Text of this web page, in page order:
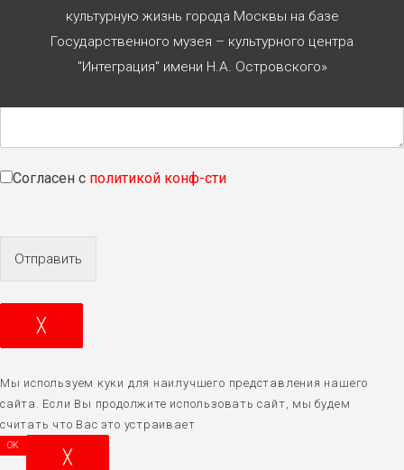
культурную жизнь города Москвы на базе
Государственного музея – культурного центра
"Интеграция" имени Н.А. Островского»
Ваше сообщение
Согласен с политикой конф-сти
Отправить
╳
Мы используем куки для наилучшего представления нашего
сайта. Если Вы продолжите использовать сайт, мы будем
считать что Вас это устраивает
OK
╳